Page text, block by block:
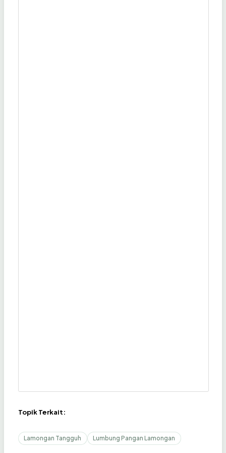
Topik Terkait:
Lamongan Tangguh Lumbung Pangan Lamongan